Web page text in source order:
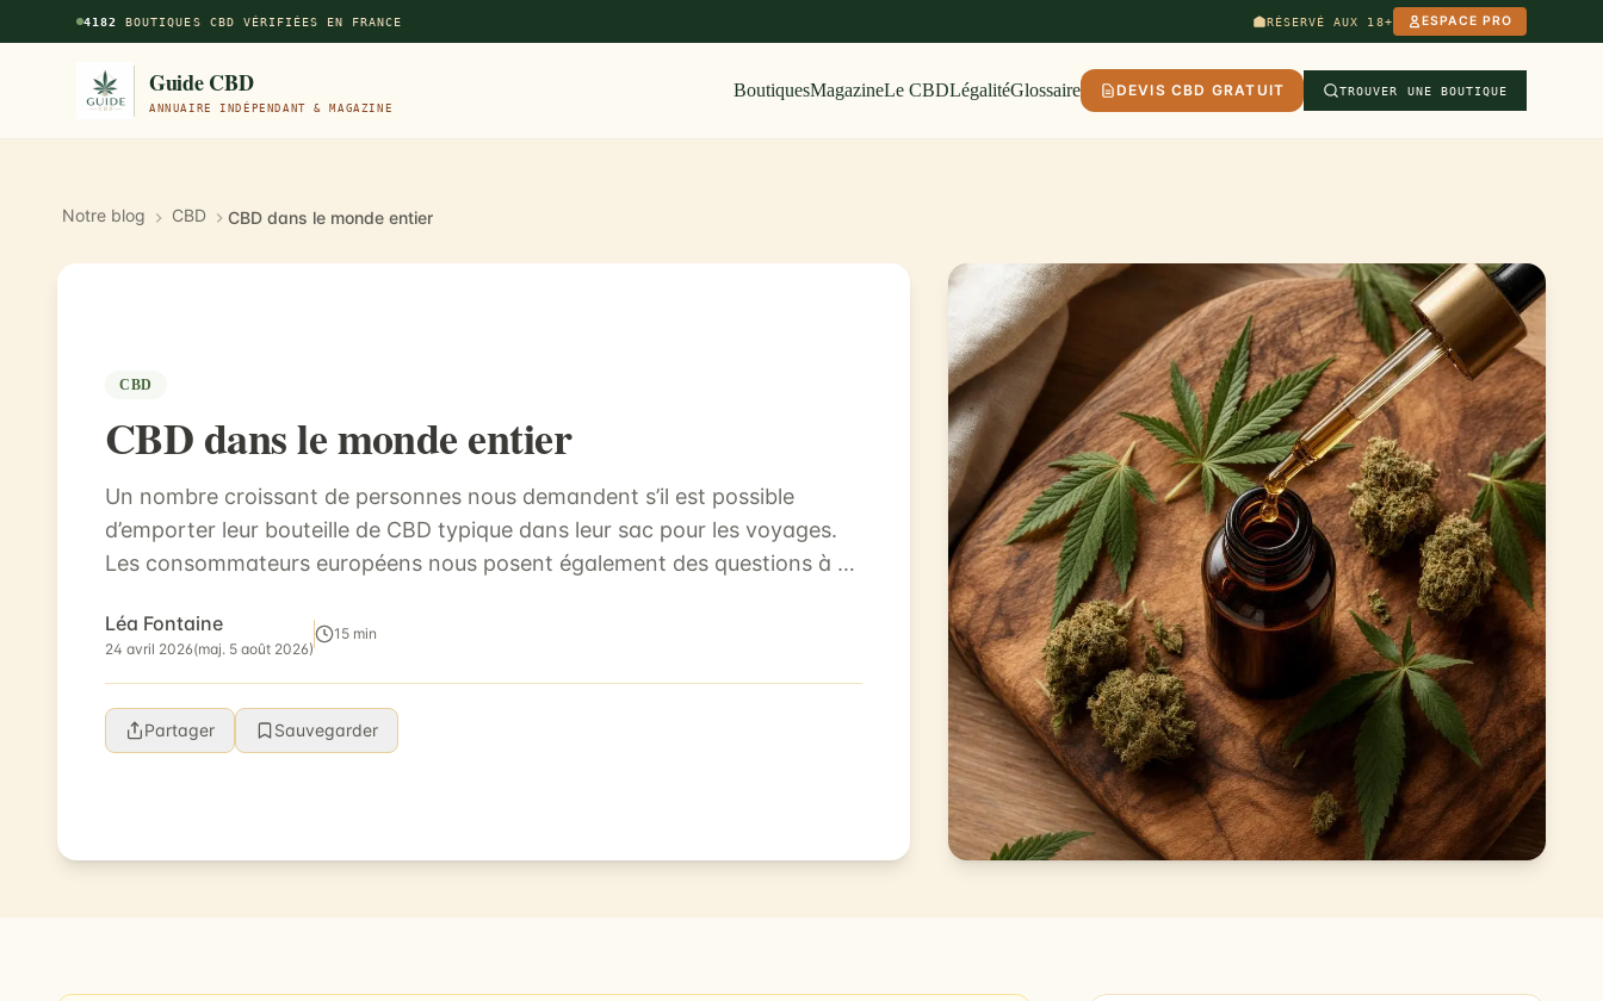
Aller au contenu principal
4182 BOUTIQUES CBD VÉRIFIÉES EN FRANCE RÉSERVÉ AUX 18+ ESPACE PRO
Guide CBD
ANNUAIRE INDÉPENDANT & MAGAZINE
BoutiquesMagazineLe CBDLégalitéGlossaire DEVIS CBD GRATUIT TROUVER UNE BOUTIQUE
Notre blog CBD CBD dans le monde entier
CBD
CBD dans le monde entier
Un nombre croissant de personnes nous demandent s’il est possible
d’emporter leur bouteille de CBD typique dans leur sac pour les voyages.
Les consommateurs européens nous posent également des questions à ce
Léa Fontaine
24 avril 2026(maj. 5 août 2026)
15 min
Partager Sauvegarder